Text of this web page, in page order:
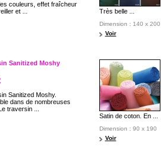
couleurs, effet fraîcheur
et ...
Très belle ...
Dimension : 140 x 200
Voir
Sanitized Moshy
Sanitized Moshy.
dans de nombreuses
traversin ...
Satin de coton. En ...
Dimension : 90 x 190
Voir